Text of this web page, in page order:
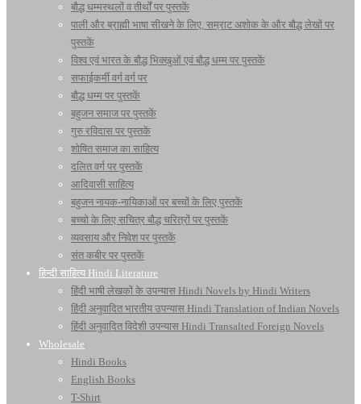
बौद्ध धम्मस्थलों व तीर्थों पर पुस्तकें
पाली और ब्राह्मी भाषा सीखने के लिए, सम्राट अशोक के और बौद्ध लेखों पर
पुस्तकें
विश्व एवं भारत के बौद्ध भिक्खुओं एवं बौद्ध धम्म पर पुस्तकें
सफाईकर्मी वर्ग वर्ग पर
बौद्ध धम्म पर पुस्तकें
बहुजन समाज पर पुस्तकें
गुरु रविदास पर पुस्तकें
शोषित समाज का साहित्य
दलित वर्ग पर पुस्तकें
आदिवासी साहित्य
बहुजन नायक-नायिकाओं पर बच्चों के लिए पुस्तकें
बच्चो के लिए सचित्र बौद्ध चरित्रों पर पुस्तकें
व्यवसाय और निवेश पर पुस्तकें
संत कबीर पर पुस्तकें
हिन्दी साहित्य Hindi Literature
हिंदी भाषी लेखकों के उपन्यास Hindi Novels by Hindi Writers
हिंदी अनुवादित भारतीय उपन्यास Hindi Translation of Indian Novels
हिंदी अनुवादित विदेशी उपन्यास Hindi Transalted Foreign Novels
Wholesale
Hindi Books
English Books
T-Shirt